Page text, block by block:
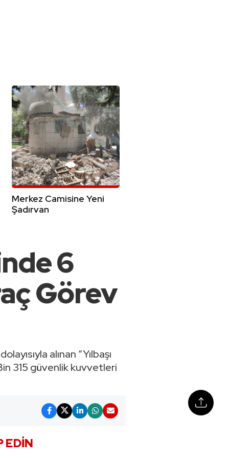
Merkez Camisine Yeni
Şadırvan
6
Görev
alınan “Yılbaşı
315 güvenlik kuvvetleri
EDIN